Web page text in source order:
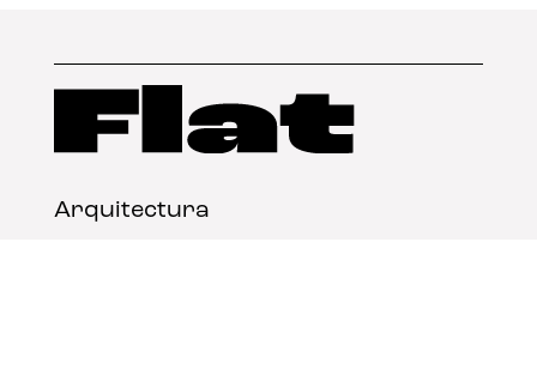
Arquitectura